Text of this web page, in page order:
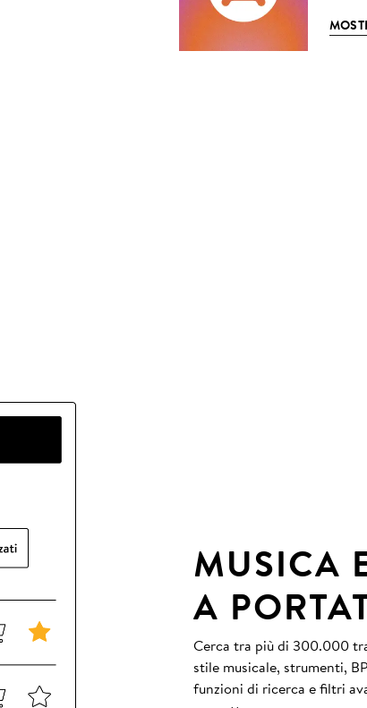
MUSICA
A
Cerca tra più di 300.000
stile musicale, strumenti,
funzioni di ricerca e filtri